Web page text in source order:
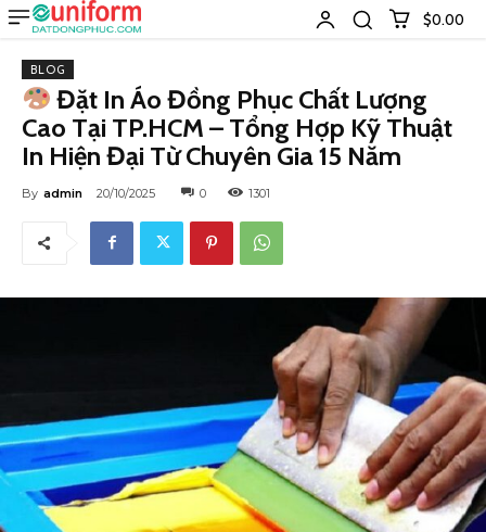
$0.00
BLOG
Đặt In Áo Đồng Phục Chất Lượng
Cao Tại TP.HCM – Tổng Hợp Kỹ Thuật
In Hiện Đại Từ Chuyên Gia 15 Năm
By admin 20/10/2025 0 1301